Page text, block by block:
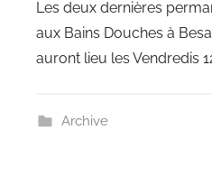
Les deux dernières
aux Bains Douches à
auront lieu les Vendredis
Archive